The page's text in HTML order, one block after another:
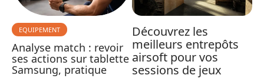
EQUIPEMENT
Analyse match : revoir
ses actions sur tablette
Samsung, pratique
Découvrez les
meilleurs entrepôts
airsoft pour vos
sessions de jeux